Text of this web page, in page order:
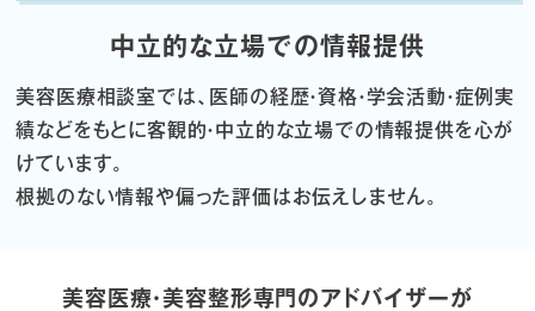
中立的な立場での情報提供
美容医療相談室では、医師の経歴・資格・学会活動・症例実
績などをもとに客観的・中立的な立場での情報提供を心が
けています。
根拠のない情報や偏った評価はお伝えしません。
美容医療・美容整形専門のアドバイザーが